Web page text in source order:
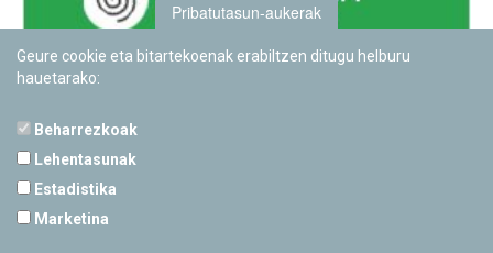
Pribatutasun-aukerak
Geure cookie eta bitartekoenak erabiltzen ditugu helburu
hauetarako:
Beharrezkoak
Lehentasunak
Estadistika
Marketina